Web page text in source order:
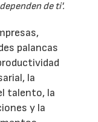
de ti'.
palancas
la
talento, la
y la